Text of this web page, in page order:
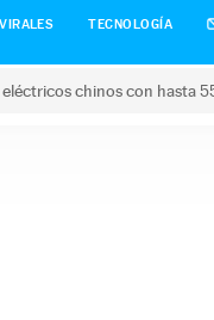
VIRALES TECNOLOGÍA
chinos con hasta